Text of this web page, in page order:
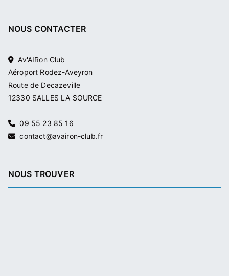
NOUS CONTACTER
Av'AIRon Club
Aéroport Rodez-Aveyron
Route de Decazeville
12330 SALLES LA SOURCE
09 55 23 85 16
contact@avairon-club.fr
NOUS TROUVER